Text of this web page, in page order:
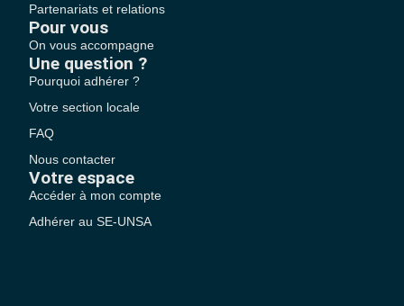
Partenariats et relations
Pour vous
On vous accompagne
Une question ?
Pourquoi adhérer ?
Votre section locale
FAQ
Nous contacter
Votre espace
Accéder à mon compte
Adhérer au SE-UNSA